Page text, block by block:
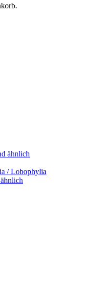
ähnlich
/ Lobophylia